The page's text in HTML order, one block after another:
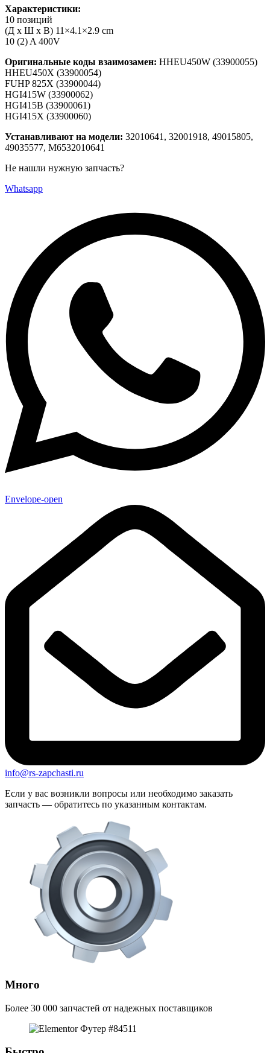
Характеристики:
10 позиций
(Д x Ш x В) 11×4.1×2.9 cm
10 (2) A 400V
Оригинальные коды взаимозамен: HHEU450W (33900055)
HHEU450X (33900054)
FUHP 825X (33900044)
HGI415W (33900062)
HGI415B (33900061)
HGI415X (33900060)
Устанавливают на модели: 32010641, 32001918, 49015805,
49035577, M6532010641
Не нашли нужную запчасть?
Whatsapp
Envelope-open
info@rs-zapchasti.ru
Если у вас возникли вопросы или необходимо заказать
запчасть — обратитесь по указанным контактам.
Много
Более 30 000 запчастей от надежных поставщиков